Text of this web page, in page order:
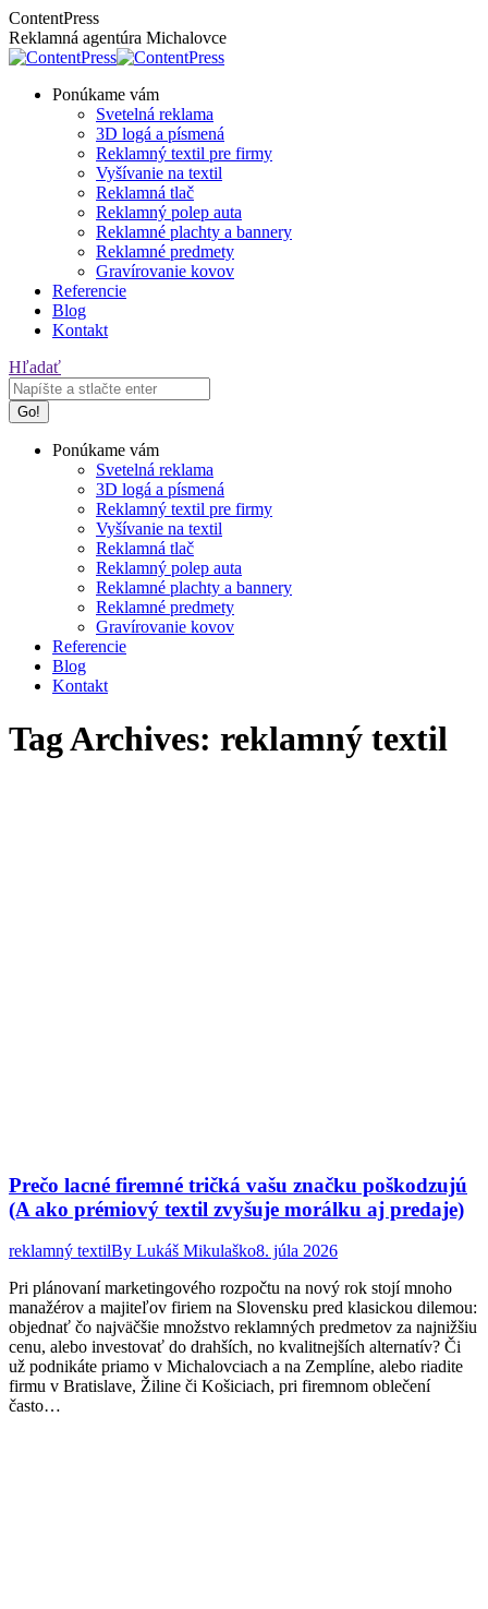
Skip
to
content
Facebook
page
opens
new
Instagram
page
opens
new
ContentPress
Reklamná agentúra Michalovce
Ponúkame vám
Svetelná reklama
3D logá a písmená
Reklamný textil pre firmy
Vyšívanie na textil
Reklamná tlač
Reklamný polep auta
Reklamné plachty a bannery
Reklamné predmety
Gravírovanie kovov
Referencie
Blog
Kontakt
Search:
Hľadať
Ponúkame vám
Svetelná reklama
3D logá a písmená
Reklamný textil pre firmy
Vyšívanie na textil
Reklamná tlač
Reklamný polep auta
Reklamné plachty a bannery
Reklamné predmety
Gravírovanie kovov
Referencie
Blog
Kontakt
Tag Archives: reklamný textil
Prečo lacné firemné tričká vašu značku poškodzujú
(A ako prémiový textil zvyšuje morálku aj predaje)
reklamný textilBy Lukáš Mikulaško8. júla 2026
Pri plánovaní marketingového rozpočtu na nový rok stojí mnoho
manažérov a majiteľov firiem na Slovensku pred klasickou dilemou:
objednať čo najväčšie množstvo reklamných predmetov za najnižšiu
cenu, alebo investovať do drahších, no kvalitnejších alternatív? Či
už podnikáte priamo v Michalovciach a na Zemplíne, alebo riadite
firmu v Bratislave, Žiline či Košiciach, pri firemnom oblečení
často…